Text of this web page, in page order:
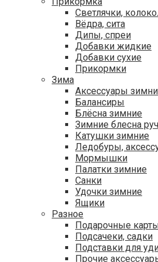
Светлячки,
Вёдра, сита
Дипы, спреи
Добавки жидкие
Добавки сухие
Прикормки
Зима
Аксессуары
Балансиры
Блёсна зимние
Зимние блесна
Катушки зимние
Ледобуры,
Мормышки
Палатки зимние
Санки
Удочки зимние
Ящики
Разное
Подарочные
Подсачеки, садки
Подставки для
Прочие